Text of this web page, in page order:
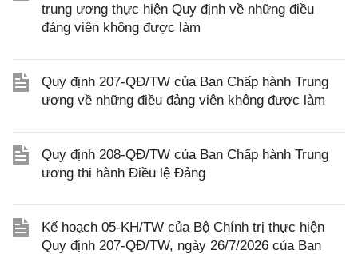
trung ương thực hiện Quy định về những điều
đảng viên không được làm
Quy định 207-QĐ/TW của Ban Chấp hành Trung
ương về những điều đảng viên không được làm
Quy định 208-QĐ/TW của Ban Chấp hành Trung
ương thi hành Điều lệ Đảng
Kế hoạch 05-KH/TW của Bộ Chính trị thực hiện
Quy định 207-QĐ/TW, ngày 26/7/2026 của Ban